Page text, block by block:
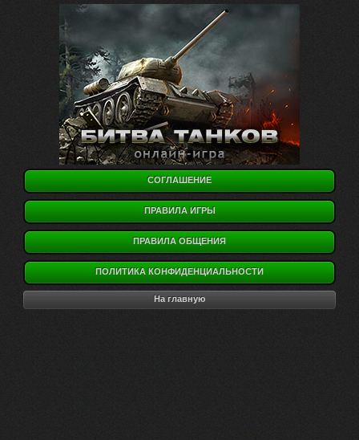
СОГЛАШЕНИЕ
ПРАВИЛА ИГРЫ
ПРАВИЛА ОБЩЕНИЯ
ПОЛИТИКА КОНФИДЕНЦИАЛЬНОСТИ
На главную